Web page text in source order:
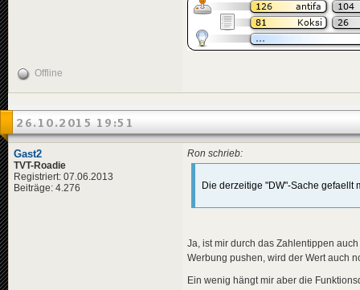
Offline
26.10.2015 19:51
Gast2
TVT-Roadie
Registriert: 07.06.2013
Beiträge: 4.276
Ron schrieb:
Die derzeitige "DW"-Sache gefaellt
Ja, ist mir durch das Zahlentippen
Werbung pushen, wird der Wert auch
Ein wenig hängt mir aber die